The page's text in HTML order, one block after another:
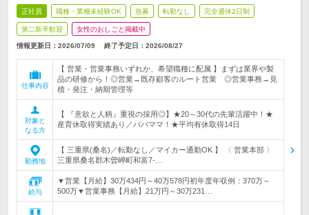
正社員 職種・業種未経験OK 急募 転勤なし 完全週休2日制
第二新卒歓迎 女性のおしごと掲載中
情報更新日：2026/07/09 終了予定日： 2026/08/27
仕事内容
【 営業・営業事務いずれか、希望職種に配属 】まずは業界や製
品の研修から！◎営業→既存顧客のルート営業 ◎営業事務→見
積・発注・納期管理等
対象と
なる方
【 『意欲と人柄』重視の採用◎】★20～30代の先輩活躍中！★
産育休取得実績あり／パパママ！★平均有休取得14日
勤務地
【 三重県(桑名)／転勤なし／マイカー通勤OK 】 〈 営業本部 〉
三重県桑名郡木曽岬町和富7-…
給与
▼営業【月給】30万434円～40万578円初年度年収例：370万～
500万▼営業事務【月給】21万円～30万231…